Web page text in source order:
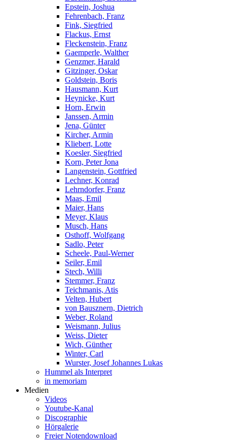
Epstein, Joshua
Fehrenbach, Franz
Fink, Siegfried
Flackus, Ernst
Fleckenstein, Franz
Gaemperle, Walther
Genzmer, Harald
Gitzinger, Oskar
Goldstein, Boris
Hausmann, Kurt
Heynicke, Kurt
Horn, Erwin
Janssen, Armin
Jena, Günter
Kircher, Armin
Kliebert, Lotte
Koesler, Siegfried
Korn, Peter Jona
Langenstein, Gottfried
Lechner, Konrad
Lehrndorfer, Franz
Maas, Emil
Maier, Hans
Meyer, Klaus
Musch, Hans
Osthoff, Wolfgang
Sadlo, Peter
Scheele, Paul-Werner
Seiler, Emil
Stech, Willi
Stemmer, Franz
Teichmanis, Atis
Velten, Hubert
von Bausznern, Dietrich
Weber, Roland
Weismann, Julius
Weiss, Dieter
Wich, Günther
Winter, Carl
Wurster, Josef Johannes Lukas
Hummel als Interpret
in memoriam
Medien
Videos
Youtube-Kanal
Discographie
Hörgalerie
Freier Notendownload